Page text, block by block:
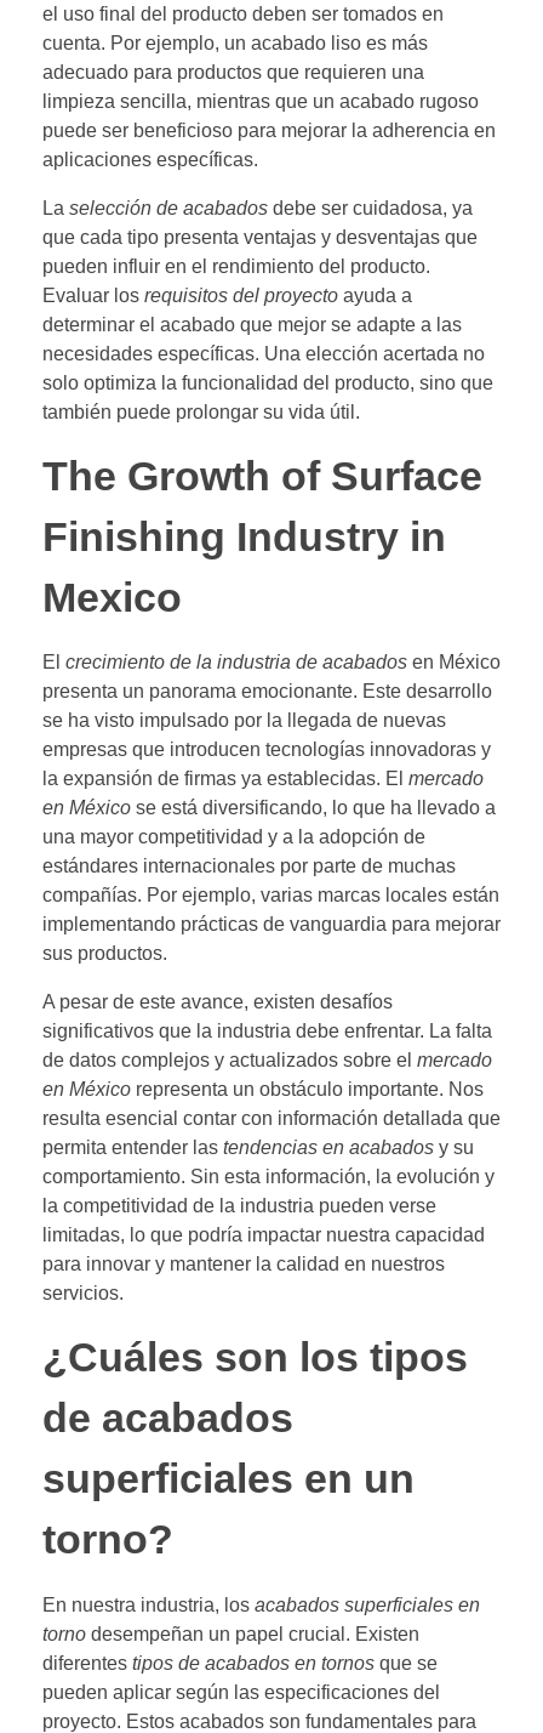
el uso final del producto deben ser tomados en
cuenta. Por ejemplo, un acabado liso es más
adecuado para productos que requieren una
limpieza sencilla, mientras que un acabado rugoso
puede ser beneficioso para mejorar la adherencia en
aplicaciones específicas.
La selección de acabados debe ser cuidadosa, ya
que cada tipo presenta ventajas y desventajas que
pueden influir en el rendimiento del producto.
Evaluar los requisitos del proyecto ayuda a
determinar el acabado que mejor se adapte a las
necesidades específicas. Una elección acertada no
solo optimiza la funcionalidad del producto, sino que
también puede prolongar su vida útil.
The Growth of Surface
Finishing Industry in
Mexico
El crecimiento de la industria de acabados en México
presenta un panorama emocionante. Este desarrollo
se ha visto impulsado por la llegada de nuevas
empresas que introducen tecnologías innovadoras y
la expansión de firmas ya establecidas. El mercado
en México se está diversificando, lo que ha llevado a
una mayor competitividad y a la adopción de
estándares internacionales por parte de muchas
compañías. Por ejemplo, varias marcas locales están
implementando prácticas de vanguardia para mejorar
sus productos.
A pesar de este avance, existen desafíos
significativos que la industria debe enfrentar. La falta
de datos complejos y actualizados sobre el mercado
en México representa un obstáculo importante. Nos
resulta esencial contar con información detallada que
permita entender las tendencias en acabados y su
comportamiento. Sin esta información, la evolución y
la competitividad de la industria pueden verse
limitadas, lo que podría impactar nuestra capacidad
para innovar y mantener la calidad en nuestros
servicios.
¿Cuáles son los tipos
de acabados
superficiales en un
torno?
En nuestra industria, los acabados superficiales en
torno desempeñan un papel crucial. Existen
diferentes tipos de acabados en tornos que se
pueden aplicar según las especificaciones del
proyecto. Estos acabados son fundamentales para